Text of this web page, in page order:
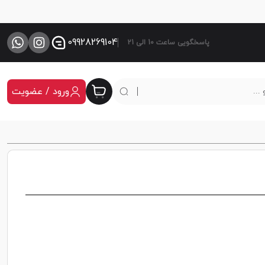
09928269104 پاسخگویی ساعت 10 الی 21
ورود / عضویت